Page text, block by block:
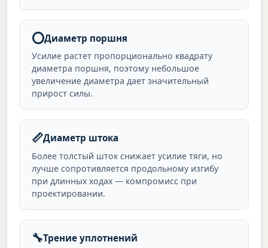
⭕Диаметр поршня
Усилие растет пропорционально квадрату
диаметра поршня, поэтому небольшое
увеличение диаметра дает значительный
прирост силы.
📏Диаметр штока
Более толстый шток снижает усилие тяги, но
лучше сопротивляется продольному изгибу
при длинных ходах — компромисс при
проектировании.
🔧Трение уплотнений